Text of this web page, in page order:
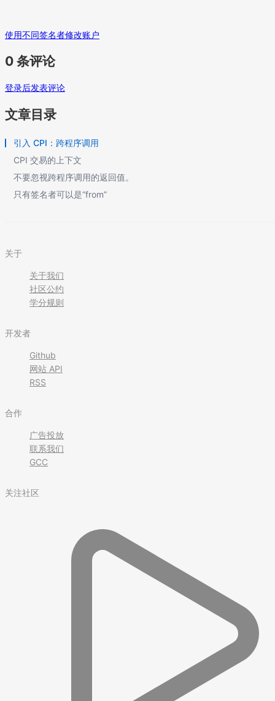
使用不同签名者修改账户
0 条评论
登录后发表评论
文章目录
引入 CPI：跨程序调用
CPI 交易的上下文
不要忽视跨程序调用的返回值。
只有签名者可以是“from”
关于
关于我们
社区公约
学分规则
开发者
Github
网站 API
RSS
合作
广告投放
联系我们
GCC
关注社区